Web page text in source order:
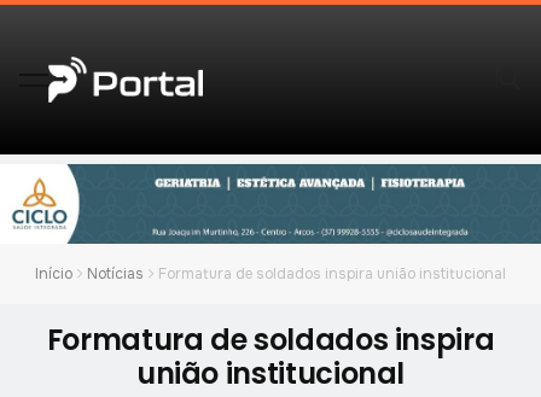
Início Notícias Formatura de soldados inspira união institucional
Formatura de soldados inspira
união institucional